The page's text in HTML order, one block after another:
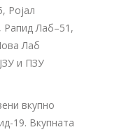
Ројал
Лаб–51,
Лаб
и ПЗУ
вкупно
19. Вкупната